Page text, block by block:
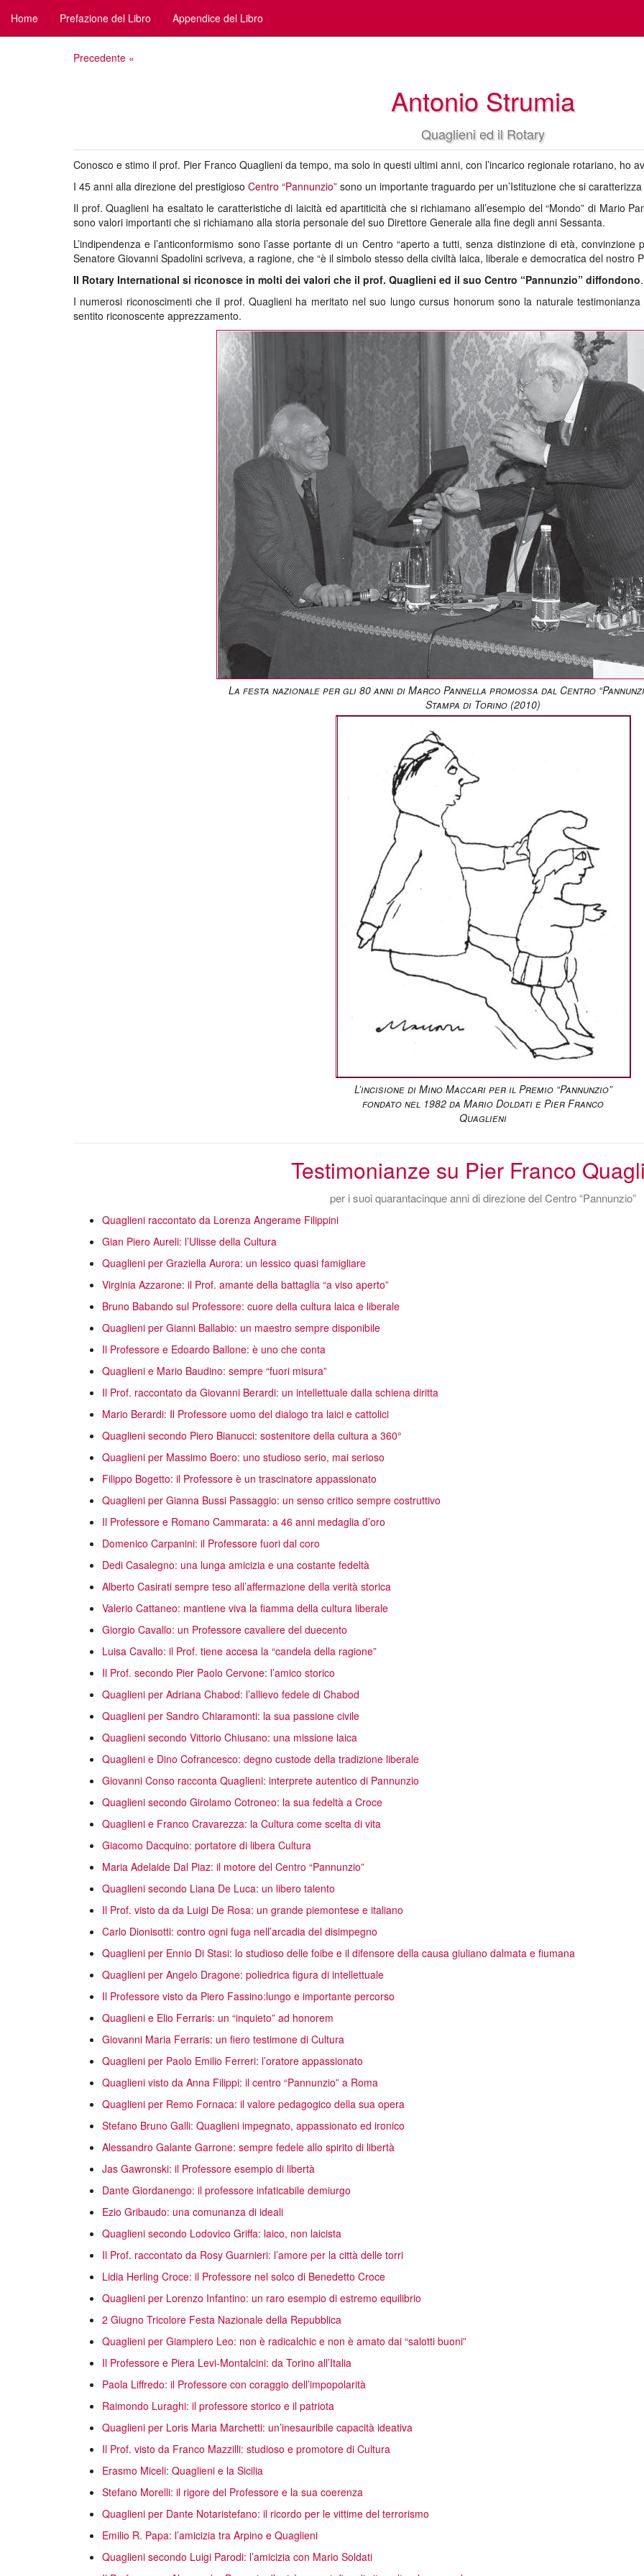
Home Prefazione del Libro Appendice del Libro
Precedente «
Antonio Strumia
Quaglieni ed il Rotary
Conosco e stimo il prof. Pier Franco Quaglieni da tempo, ma solo in questi ultimi anni, con l’incarico regionale rotariano, ho
I 45 anni alla direzione del prestigioso Centro “Pannunzio” sono un importante traguardo per un’Istituzione che si
Il prof. Quaglieni ha esaltato le caratteristiche di laicità ed apartiticità che si richiamano all’esempio del “Mondo” di Mario
sono valori importanti che si richiamano alla storia personale del suo Direttore Generale alla fine degli anni Sessanta.
L’indipendenza e l’anticonformismo sono l’asse portante di un Centro “aperto a tutti, senza distinzione di età,
Senatore Giovanni Spadolini scriveva, a ragione, che “è il simbolo stesso della civiltà laica, liberale e democratica del nostro
Il Rotary International si riconosce in molti dei valori che il prof. Quaglieni ed il suo Centro “Pannunzio” diffondono.
I numerosi riconoscimenti che il prof. Quaglieni ha meritato nel suo lungo cursus honorum sono la naturale
sentito riconoscente apprezzamento.
La festa nazionale per gli 80 anni di Marco Pannella promossa dal Centro
Stampa di Torino (2010)
L’incisione di Mino Maccari per il Premio “Pannunzio”
fondato nel 1982 da Mario Doldati e Pier Franco
Quaglieni
Testimonianze su Pier Franco
per i suoi quarantacinque anni di direzione del Centro “Pannunzio”
Quaglieni raccontato da Lorenza Angerame Filippini
Gian Piero Aureli: l’Ulisse della Cultura
Quaglieni per Graziella Aurora: un lessico quasi famigliare
Virginia Azzarone: il Prof. amante della battaglia “a viso aperto”
Bruno Babando sul Professore: cuore della cultura laica e liberale
Quaglieni per Gianni Ballabio: un maestro sempre disponibile
Il Professore e Edoardo Ballone: è uno che conta
Quaglieni e Mario Baudino: sempre “fuori misura”
Il Prof. raccontato da Giovanni Berardi: un intellettuale dalla schiena diritta
Mario Berardi: Il Professore uomo del dialogo tra laici e cattolici
Quaglieni secondo Piero Bianucci: sostenitore della cultura a 360°
Quaglieni per Massimo Boero: uno studioso serio, mai serioso
Filippo Bogetto: il Professore è un trascinatore appassionato
Quaglieni per Gianna Bussi Passaggio: un senso critico sempre costruttivo
Il Professore e Romano Cammarata: a 46 anni medaglia d’oro
Domenico Carpanini: il Professore fuori dal coro
Dedi Casalegno: una lunga amicizia e una costante fedeltà
Alberto Casirati sempre teso all’affermazione della verità storica
Valerio Cattaneo: mantiene viva la fiamma della cultura liberale
Giorgio Cavallo: un Professore cavaliere del duecento
Luisa Cavallo: il Prof. tiene accesa la “candela della ragione”
Il Prof. secondo Pier Paolo Cervone: l’amico storico
Quaglieni per Adriana Chabod: l’allievo fedele di Chabod
Quaglieni per Sandro Chiaramonti: la sua passione civile
Quaglieni secondo Vittorio Chiusano: una missione laica
Quaglieni e Dino Cofrancesco: degno custode della tradizione liberale
Giovanni Conso racconta Quaglieni: interprete autentico di Pannunzio
Quaglieni secondo Girolamo Cotroneo: la sua fedeltà a Croce
Quaglieni e Franco Cravarezza: la Cultura come scelta di vita
Giacomo Dacquino: portatore di libera Cultura
Maria Adelaide Dal Piaz: il motore del Centro “Pannunzio”
Quaglieni secondo Liana De Luca: un libero talento
Il Prof. visto da da Luigi De Rosa: un grande piemontese e italiano
Carlo Dionisotti: contro ogni fuga nell’arcadia del disimpegno
Quaglieni per Ennio Di Stasi: lo studioso delle foibe e il difensore della causa giuliano dalmata e fiumana
Quaglieni per Angelo Dragone: poliedrica figura di intellettuale
Il Professore visto da Piero Fassino:lungo e importante percorso
Quaglieni e Elio Ferraris: un “inquieto” ad honorem
Giovanni Maria Ferraris: un fiero testimone di Cultura
Quaglieni per Paolo Emilio Ferreri: l’oratore appassionato
Quaglieni visto da Anna Filippi: il centro “Pannunzio” a Roma
Quaglieni per Remo Fornaca: il valore pedagogico della sua opera
Stefano Bruno Galli: Quaglieni impegnato, appassionato ed ironico
Alessandro Galante Garrone: sempre fedele allo spirito di libertà
Jas Gawronski: il Professore esempio di libertà
Dante Giordanengo: il professore infaticabile demiurgo
Ezio Gribaudo: una comunanza di ideali
Quaglieni secondo Lodovico Griffa: laico, non laicista
Il Prof. raccontato da Rosy Guarnieri: l’amore per la città delle torri
Lidia Herling Croce: il Professore nel solco di Benedetto Croce
Quaglieni per Lorenzo Infantino: un raro esempio di estremo equilibrio
2 Giugno Tricolore Festa Nazionale della Repubblica
Quaglieni per Giampiero Leo: non è radicalchic e non è amato dai “salotti buoni”
Il Professore e Piera Levi-Montalcini: da Torino all’Italia
Paola Liffredo: il Professore con coraggio dell’impopolarità
Raimondo Luraghi: il professore storico e il patriota
Quaglieni per Loris Maria Marchetti: un’inesauribile capacità ideativa
Il Prof. visto da Franco Mazzilli: studioso e promotore di Cultura
Erasmo Miceli: Quaglieni e la Sicilia
Stefano Morelli: il rigore del Professore e la sua coerenza
Quaglieni per Dante Notaristefano: il ricordo per le vittime del terrorismo
Emilio R. Papa: l’amicizia tra Arpino e Quaglieni
Quaglieni secondo Luigi Parodi: l’amicizia con Mario Soldati